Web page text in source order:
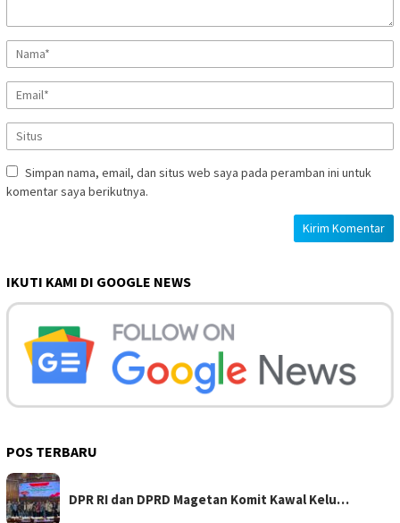
Simpan nama, email, dan situs web saya pada peramban ini untuk
komentar saya berikutnya.
IKUTI KAMI DI GOOGLE NEWS
POS TERBARU
DPR RI dan DPRD Magetan Komit Kawal Kelu…